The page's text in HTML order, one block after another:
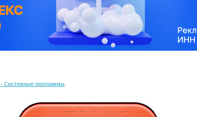
- Системные программы